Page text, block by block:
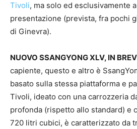
Tivoli, ma solo ed esclusivamente
presentazione (prevista, fra pochi
di Ginevra).
NUOVO SSANGYONG XLV, IN
capiente, questo e altro è
basato sulla stessa piattaforma e
Tivoli, ideato con una carrozzeria
profonda (rispetto allo standard) e
720 litri cubici, è caratterizzato da